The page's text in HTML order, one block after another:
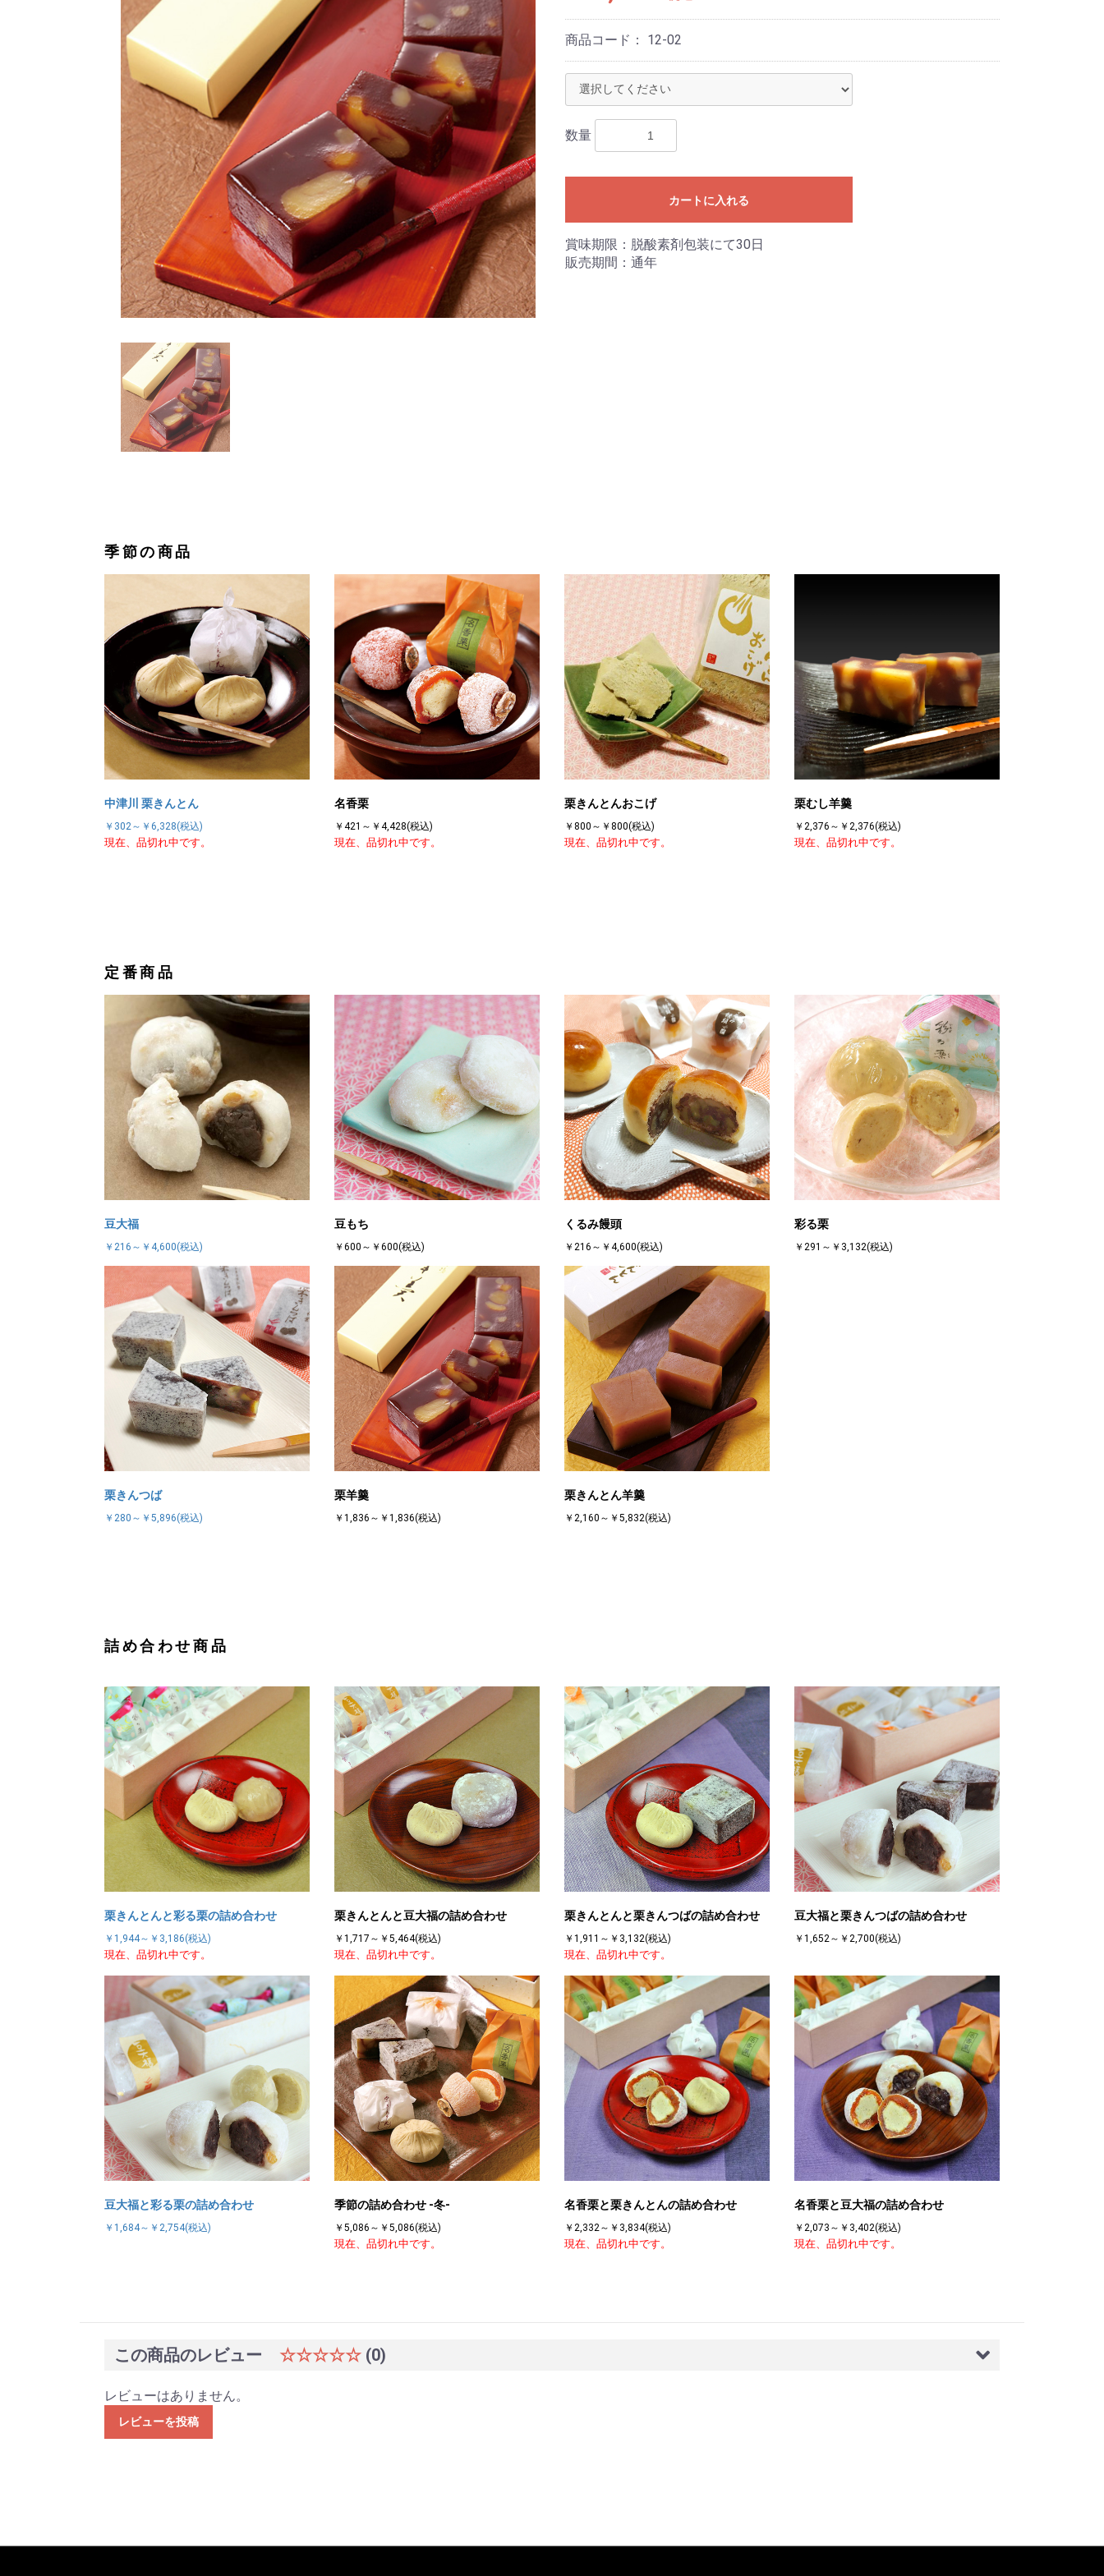
商品コード： 12-02
数量
カートに入れる
賞味期限：脱酸素剤包装にて30日
販売期間：通年
季節の商品
中津川 栗きんとん
￥302～￥6,328(税込)
現在、品切れ中です。
名香栗
￥421～￥4,428(税込)
現在、品切れ中です。
栗きんとんおこげ
￥800～￥800(税込)
現在、品切れ中です。
栗むし羊羹
￥2,376～￥2,376(税込)
現在、品切れ中です。
定番商品
豆大福
￥216～￥4,600(税込)
豆もち
￥600～￥600(税込)
くるみ饅頭
￥216～￥4,600(税込)
彩る栗
￥291～￥3,132(税込)
栗きんつば
￥280～￥5,896(税込)
栗羊羹
￥1,836～￥1,836(税込)
栗きんとん羊羹
￥2,160～￥5,832(税込)
詰め合わせ商品
栗きんとんと彩る栗の詰め合わせ
￥1,944～￥3,186(税込)
現在、品切れ中です。
栗きんとんと豆大福の詰め合わせ
￥1,717～￥5,464(税込)
現在、品切れ中です。
栗きんとんと栗きんつばの詰め合わせ
￥1,911～￥3,132(税込)
現在、品切れ中です。
豆大福と栗きんつばの詰め合わせ
￥1,652～￥2,700(税込)
豆大福と彩る栗の詰め合わせ
￥1,684～￥2,754(税込)
季節の詰め合わせ -冬-
￥5,086～￥5,086(税込)
現在、品切れ中です。
名香栗と栗きんとんの詰め合わせ
￥2,332～￥3,834(税込)
現在、品切れ中です。
名香栗と豆大福の詰め合わせ
￥2,073～￥3,402(税込)
現在、品切れ中です。
この商品のレビュー ☆☆☆☆☆ (0)
レビューはありません。
レビューを投稿